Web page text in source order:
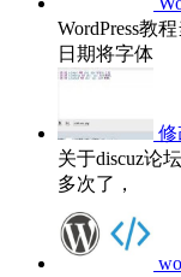
WordPress教
日期将字体
修
关于discuz论
多次了，